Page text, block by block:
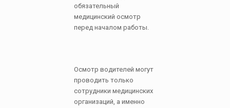
обязательный
медицинский осмотр
перед началом работы.
Осмотр водителей могут
проводить только
сотрудники медицинских
организаций, а именно